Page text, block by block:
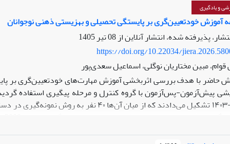
الگوی ارائه شده چارچوبی عملی برای سیاست‌گذاران و مدیران
آموزش‌های تخصصی، زمینه ارتقای همه‌جانبه جایگاه معلمان را مطابق
و یادگیری
آموزش خودتعیین‌گری بر پایستگی تحصیلی و بهزیستی ذهنی نوجوانان
پذیرفته شده، انتشار آنلاین از08 تیر 1405
https://doi.org/10.22034/
قوام، مبین مختاریان نوگلی، اسماعیل سعدی‌پور
حاضر با هدف بررسی اثربخشی آموزش مهارت‌های خودتعیین‌گری بر
پیش‌آزمون-پس‌آزمون با گروه کنترل و مرحله پیگیری استفاده